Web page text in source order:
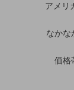
アメリ
なかな
価格